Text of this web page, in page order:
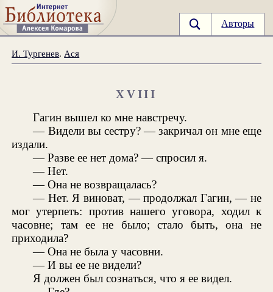
Авторы
И. Тургенев. Ася
XVIII
Гагин вышел ко мне навстречу.
— Видели вы сестру? — закричал он мне еще
издали.
— Разве ее нет дома? — спросил я.
— Нет.
— Она не возвращалась?
— Нет. Я виноват, — продолжал Гагин, — не
мог утерпеть: против нашего уговора, ходил к
часовне; там ее не было; стало быть, она не
приходила?
— Она не была у часовни.
— И вы ее не видели?
Я должен был сознаться, что я ее видел.